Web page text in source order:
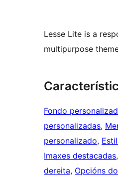
Lesse Lite is a
multipurpose
Fondo
personalizadas,
personalizado,
Imaxes destacadas,
dereita, Opcións